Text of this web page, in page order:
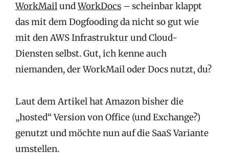
WorkMailundWorkDocs – scheinbar klappt
das mit dem Dogfooding da nicht so gut wie
mit den AWS Infrastruktur und Cloud-
Diensten selbst. Gut, ich kenne auch
niemanden, der WorkMail oder Docs nutzt, du?
Laut dem Artikel hat Amazon bisher die
„hosted“ Version von Office (und Exchange?)
genutzt und möchte nun auf die SaaS Variante
umstellen.